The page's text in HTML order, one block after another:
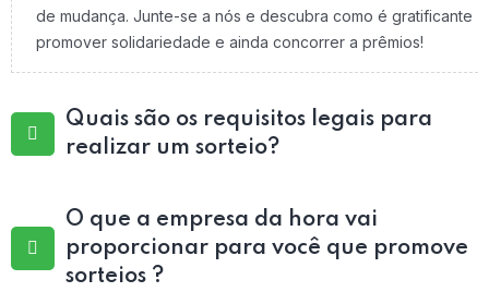
de mudança. Junte-se a nós e descubra como é gratificante
promover solidariedade e ainda concorrer a prêmios!
Quais são os requisitos legais para
realizar um sorteio?
O que a empresa da hora vai
proporcionar para você que promove
sorteios ?